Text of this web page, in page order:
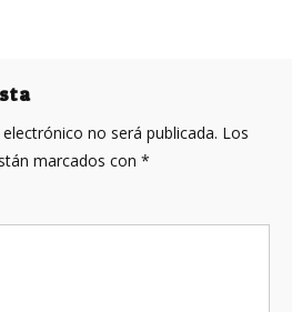
no será publicada. Los
marcados con *